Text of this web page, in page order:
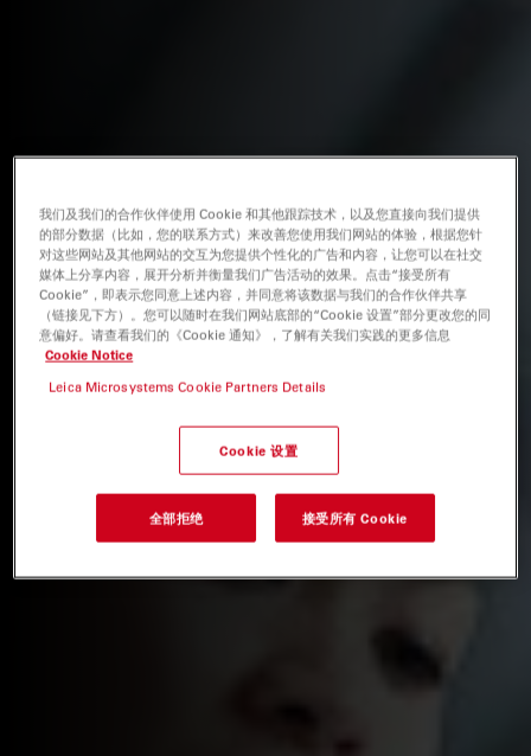
我们及我们的合作伙伴使用 Cookie 和其他跟踪技术，以及您直接向我们提供
的部分数据（比如，您的联系方式）来改善您使用我们网站的体验，根据您针
对这些网站及其他网站的交互为您提供个性化的广告和内容，让您可以在社交
媒体上分享内容，展开分析并衡量我们广告活动的效果。点击“接受所有
Cookie”，即表示您同意上述内容，并同意将该数据与我们的合作伙伴共享
（链接见下方）。您可以随时在我们网站底部的“Cookie 设置”部分更改您的同
意偏好。请查看我们的《Cookie 通知》，了解有关我们实践的更多信息
Cookie Notice
Leica Microsystems Cookie Partners Details
Cookie 设置
全部拒绝 接受所有 Cookie